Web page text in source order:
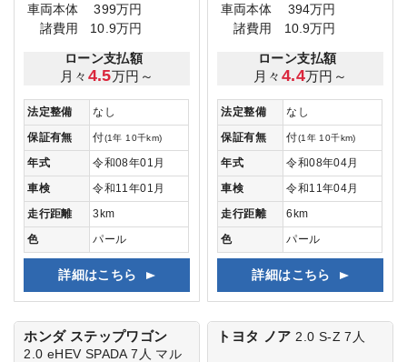
車両本体
399万円
諸費用
10.9万円
ローン支払額
月々 4.5万円～
法定整備
なし
保証有無
付(1年 10千km)
年式
令和08年01月
車検
令和11年01月
走行距離
3km
色
パール
詳細はこちら
車両本体
394万円
諸費用
10.9万円
ローン支払額
月々 4.4万円～
法定整備
なし
保証有無
付(1年 10千km)
年式
令和08年04月
車検
令和11年04月
走行距離
6km
色
パール
詳細はこちら
ホンダ ステップワゴン
2.0 eHEV SPADA 7人 マル
トヨタ ノア 2.0 S-Z 7人